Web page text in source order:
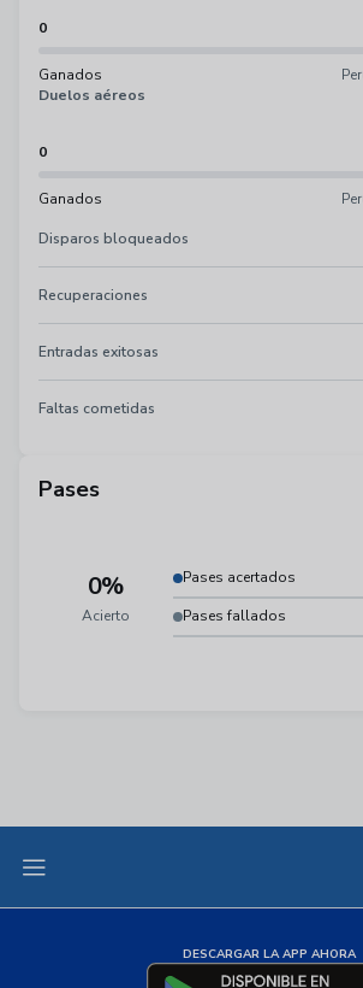
0
Ganados
Duelos aéreos
0
Ganados
Disparos bloqueados
Recuperaciones
Entradas exitosas
Faltas cometidas
Pases
0%
Acierto
Pases acertados
Pases fallados
DESCARGAR LA APP AHORA